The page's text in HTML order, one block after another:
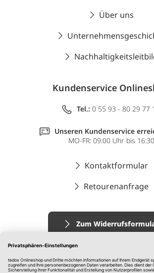
Über uns
Kundenservice
Tel.: 0 55 93 - 80 29 77
Unseren Kundenservice
MO-FR: 09:00 Uhr bis
Kontaktformular
Retourenanfrage
Zum
Impressum